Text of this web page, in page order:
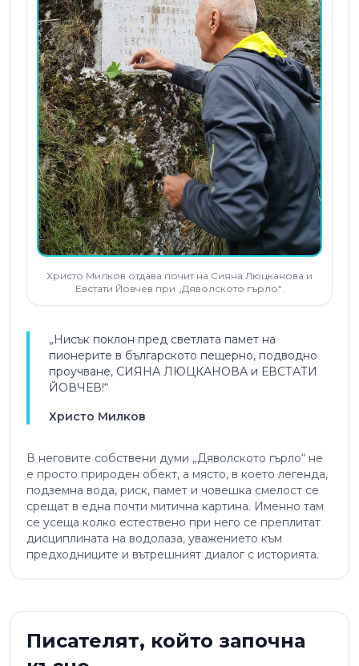
Христо Милков отдава почит на Сияна Люцканова и
Евстати Йовчев при „Дяволското гърло“.
„Нисък поклон пред светлата памет на
пионерите в българското пещерно, подводно
проучване, СИЯНА ЛЮЦКАНОВА и ЕВСТАТИ
ЙОВЧЕВ!“
Христо Милков
В неговите собствени думи „Дяволското гърло“ не
е просто природен обект, а място, в което легенда,
подземна вода, риск, памет и човешка смелост се
срещат в една почти митична картина. Именно там
се усеща колко естествено при него се преплитат
дисциплината на водолаза, уважението към
предходниците и вътрешният диалог с историята.
Писателят, който започна